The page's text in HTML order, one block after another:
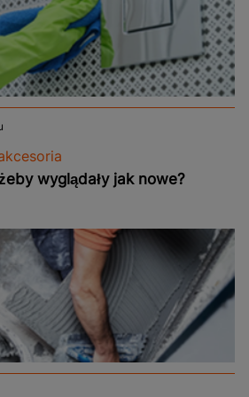
wyglądały jak nowe?